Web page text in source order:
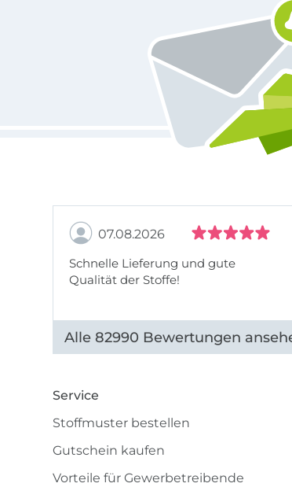
07.08.2026
Schnelle Lieferung und gute
Qualität der Stoffe!
Alle 82990 Bewertungen
Service
Stoffmuster bestellen
Gutschein kaufen
Vorteile für Gewerbetreibende